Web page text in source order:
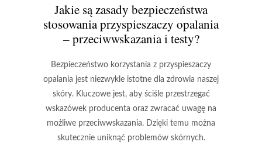
Jakie są zasady bezpieczeństwa
stosowania przyspieszaczy opalania
– przeciwwskazania i testy?
Bezpieczeństwo korzystania z przyspieszaczy
opalania jest niezwykle istotne dla zdrowia naszej
skóry. Kluczowe jest, aby ściśle przestrzegać
wskazówek producenta oraz zwracać uwagę na
możliwe przeciwwskazania. Dzięki temu można
skutecznie uniknąć problemów skórnych.